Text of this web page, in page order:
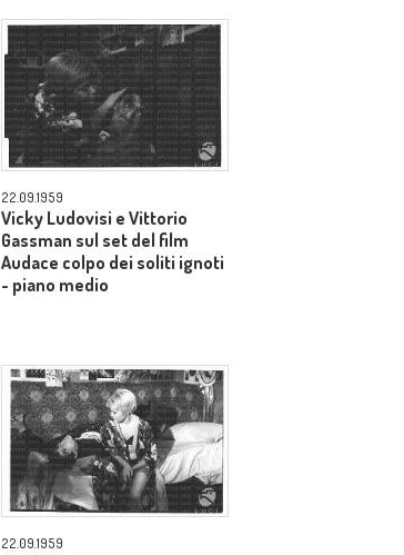
22.09.1959
Vicky Ludovisi e Vittorio
Gassman sul set del film
Audace colpo dei soliti ignoti
- piano medio
22.09.1959